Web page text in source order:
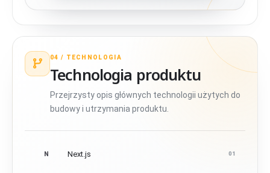
04 / TECHNOLOGIA
Technologia produktu
Przejrzysty opis głównych technologii użytych do
budowy i utrzymania produktu.
N Next.js 01